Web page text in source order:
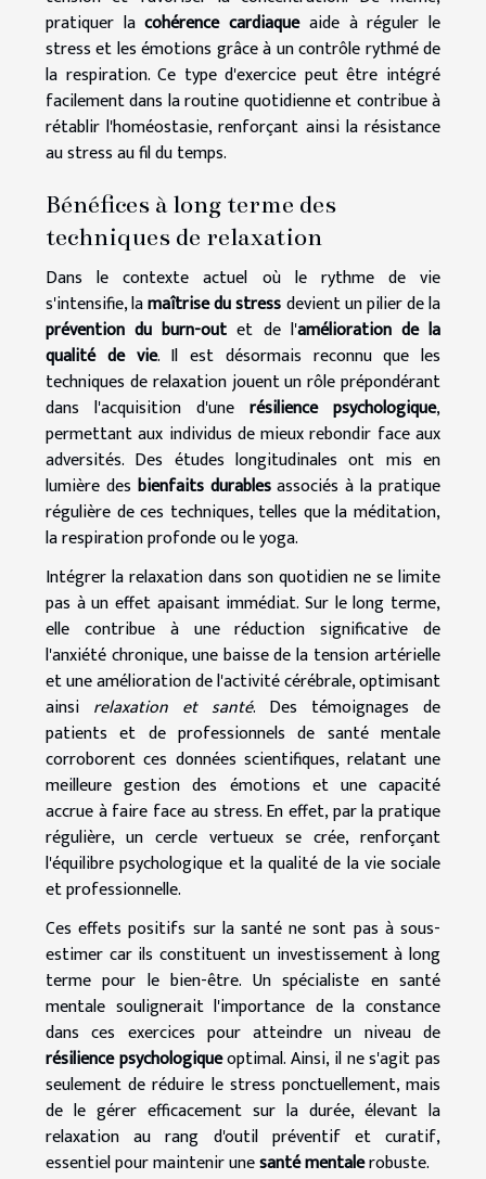
pratiquer lacohérence cardiaqueaide à réguler le
stress et les émotions grâce à un contrôle rythmé de
la respiration. Ce type d'exercice peut être intégré
facilement dans la routine quotidienne et contribue à
rétablir l'homéostasie, renforçant ainsi la résistance
au stress au fil du temps.
Bénéfices à long terme des
techniques de relaxation
Dans le contexte actuel où le rythme de vie
s'intensifie, lamaîtrise du stressdevient un pilier de la
prévention du burn-out et de l'amélioration de la
qualité de vie. Il est désormais reconnu que les
techniques de relaxation jouent un rôle prépondérant
dans l'acquisition d'une résilience psychologique,
permettant aux individus de mieux rebondir face aux
adversités. Des études longitudinales ont mis en
lumière des bienfaits durablesassociés à la pratique
régulière de ces techniques, telles que la méditation,
la respiration profonde ou le yoga.
Intégrer la relaxation dans son quotidien ne se limite
pas à un effet apaisant immédiat. Sur le long terme,
elle contribue à une réduction significative de
l'anxiété chronique, une baisse de la tension artérielle
et une amélioration de l'activité cérébrale, optimisant
ainsi relaxation et santé. Des témoignages de
patients et de professionnels de santé mentale
corroborent ces données scientifiques, relatant une
meilleure gestion des émotions et une capacité
accrue à faire face au stress. En effet, par la pratique
régulière, un cercle vertueux se crée, renforçant
l'équilibre psychologique et la qualité de la vie sociale
et professionnelle.
Ces effets positifs sur la santé ne sont pas à sous-
estimer car ils constituent un investissement à long
terme pour le bien-être. Un spécialiste en santé
mentale soulignerait l'importance de la constance
dans ces exercices pour atteindre un niveau de
résilience psychologiqueoptimal. Ainsi, il ne s'agit pas
seulement de réduire le stress ponctuellement, mais
de le gérer efficacement sur la durée, élevant la
relaxation au rang d'outil préventif et curatif,
essentiel pour maintenir unesanté mentalerobuste.